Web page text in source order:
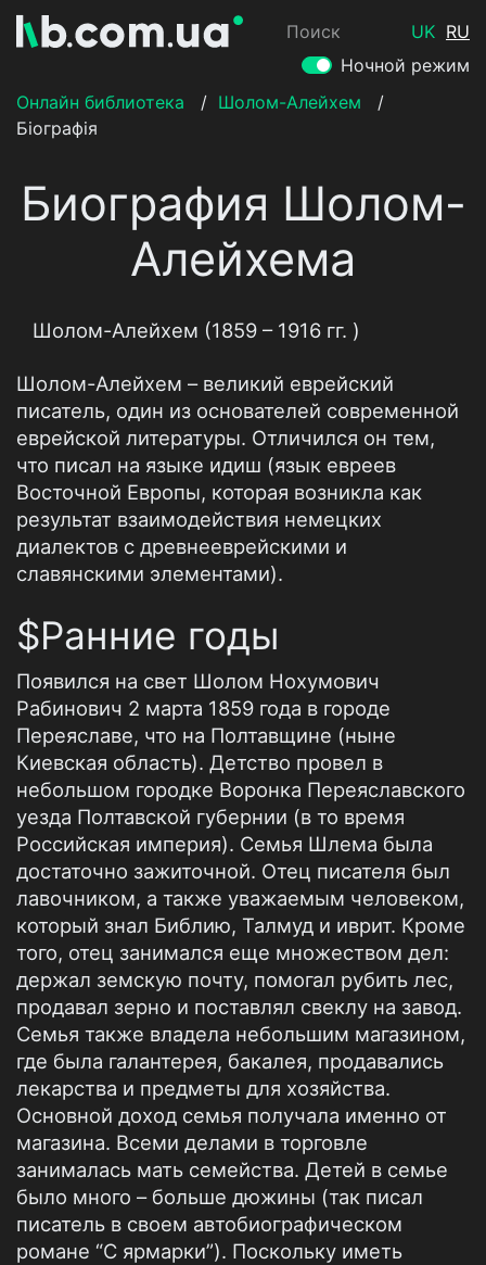
Поиск UK RU
Ночной режим
Онлайн библиотека
/ Шолом-Алейхем
/
Біографія
Биография Шолом-
Алейхема
Шолом-Алейхем (1859 – 1916 гг. )
Шолом-Алейхем – великий еврейский
писатель, один из основателей современной
еврейской литературы. Отличился он тем,
что писал на языке идиш (язык евреев
Восточной Европы, которая возникла как
результат взаимодействия немецких
диалектов с древнееврейскими и
славянскими элементами).
$Ранние годы
Появился на свет Шолом Нохумович
Рабинович 2 марта 1859 года в городе
Переяславе, что на Полтавщине (ныне
Киевская область). Детство провел в
небольшом городке Воронка Переяславского
уезда Полтавской губернии (в то время
Российская империя). Семья Шлема была
достаточно зажиточной. Отец писателя был
лавочником, а также уважаемым человеком,
который знал Библию, Талмуд и иврит. Кроме
того, отец занимался еще множеством дел:
держал земскую почту, помогал рубить лес,
продавал зерно и поставлял свеклу на завод.
Семья также владела небольшим магазином,
где была галантерея, бакалея, продавались
лекарства и предметы для хозяйства.
Основной доход семья получала именно от
магазина. Всеми делами в торговле
занималась мать семейства. Детей в семье
было много – больше дюжины (так писал
писатель в своем автобиографическом
романе “С ярмарки”). Поскольку иметь